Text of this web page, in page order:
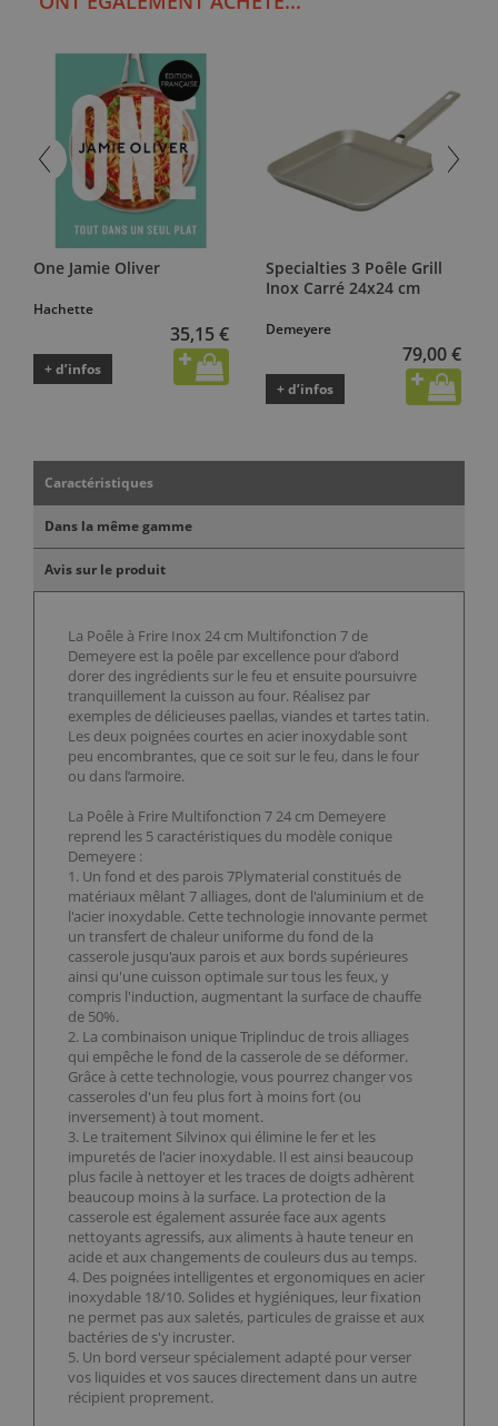
One Jamie Oliver
Hachette
35,15 €
+ d’infos
Specialties 3 Poêle Grill
Inox Carré 24x24 cm
Demeyere
79,00 €
+ d’infos
Caractéristiques
Dans la même gamme
Avis sur le produit
La Poêle à Frire Inox 24 cm Multifonction 7 de
Demeyere est la poêle par excellence pour d’abord
dorer des ingrédients sur le feu et ensuite poursuivre
tranquillement la cuisson au four. Réalisez par
exemples de délicieuses paellas, viandes et tartes tatin.
Les deux poignées courtes en acier inoxydable sont
peu encombrantes, que ce soit sur le feu, dans le four
ou dans l’armoire.
La Poêle à Frire Multifonction 7 24 cm Demeyere
reprend les 5 caractéristiques du modèle conique
Demeyere :
1. Un fond et des parois 7Plymaterial constitués de
matériaux mêlant 7 alliages, dont de l'aluminium et de
l'acier inoxydable. Cette technologie innovante permet
un transfert de chaleur uniforme du fond de la
casserole jusqu'aux parois et aux bords supérieures
ainsi qu'une cuisson optimale sur tous les feux, y
compris l'induction, augmentant la surface de chauffe
de 50%.
2. La combinaison unique Triplinduc de trois alliages
qui empêche le fond de la casserole de se déformer.
Grâce à cette technologie, vous pourrez changer vos
casseroles d'un feu plus fort à moins fort (ou
inversement) à tout moment.
3. Le traitement Silvinox qui élimine le fer et les
impuretés de l'acier inoxydable. Il est ainsi beaucoup
plus facile à nettoyer et les traces de doigts adhèrent
beaucoup moins à la surface. La protection de la
casserole est également assurée face aux agents
nettoyants agressifs, aux aliments à haute teneur en
acide et aux changements de couleurs dus au temps.
4. Des poignées intelligentes et ergonomiques en acier
inoxydable 18/10. Solides et hygiéniques, leur fixation
ne permet pas aux saletés, particules de graisse et aux
bactéries de s'y incruster.
5. Un bord verseur spécialement adapté pour verser
vos liquides et vos sauces directement dans un autre
récipient proprement.